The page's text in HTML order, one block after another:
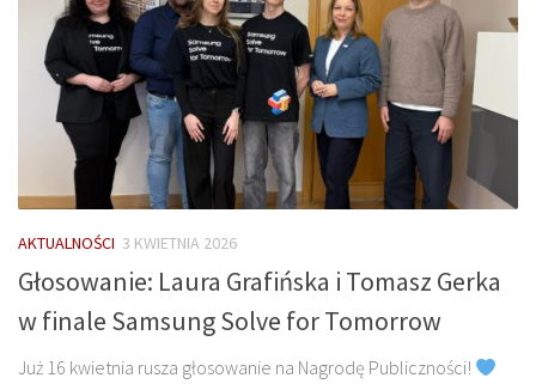
AKTUALNOŚCI 3 KWIETNIA 2026
Głosowanie: Laura Grafińska i Tomasz Gerka
w finale Samsung Solve for Tomorrow
Już 16 kwietnia rusza głosowanie na Nagrodę Publiczności!